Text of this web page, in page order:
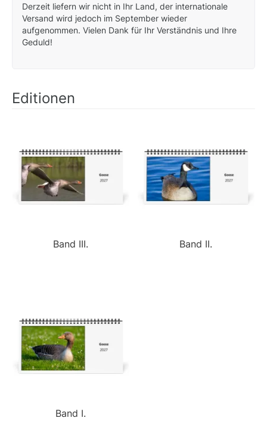
Derzeit liefern wir nicht in Ihr Land, der internationale
Versand wird jedoch im September wieder
aufgenommen. Vielen Dank für Ihr Verständnis und Ihre
Geduld!
Editionen
Band III. Band II.
Band I.